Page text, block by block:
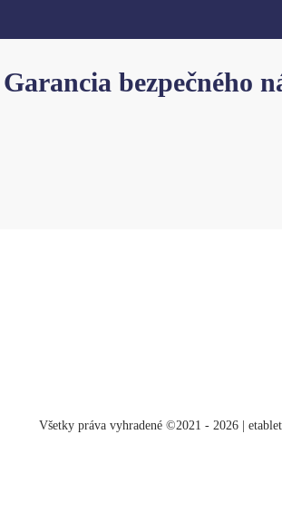
Garancia bezpečného
Všetky práva vyhradené ©2021 - 2026 |